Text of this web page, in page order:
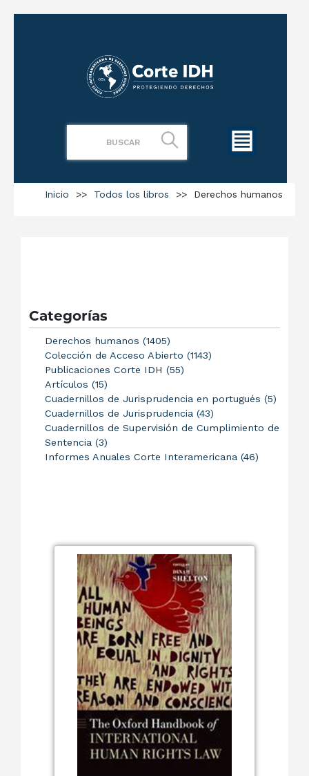
Inicio >> Todos los libros >> Derechos humanos
Categorías
Derechos humanos (1405)
Colección de Acceso Abierto (1143)
Publicaciones Corte IDH (55)
Artículos (15)
Cuadernillos de Jurisprudencia en portugués (5)
Cuadernillos de Jurisprudencia (43)
Cuadernillos de Supervisión de Cumplimiento de
Sentencia (3)
Informes Anuales Corte Interamericana (46)